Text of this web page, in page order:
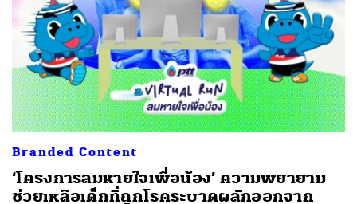
Branded Content
‘โครงการลมหายใจเพื่อน้อง’ ความพยายาม
ช่วยเหลือเด็กที่ถูกโรคระบาดผลักออกจาก
ค้นหา
SHARE TWEET LINE EMAIL